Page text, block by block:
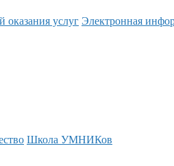
оказания услуг Электронная
Школа УМНИКов